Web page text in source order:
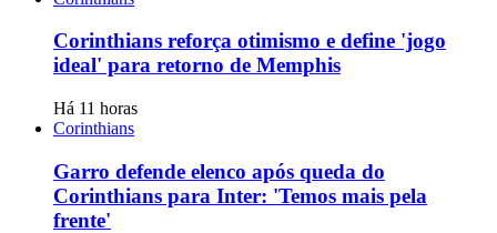
Corinthians reforça otimismo e define 'jogo
ideal' para retorno de Memphis
Há 11 horas
Corinthians
Garro defende elenco após queda do
Corinthians para Inter: 'Temos mais pela
frente'